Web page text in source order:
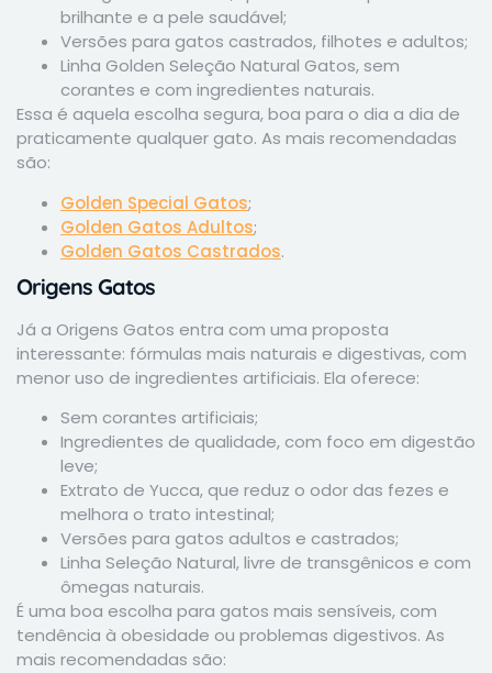
brilhante e a pele saudável;
Versões para gatos castrados, filhotes e adultos;
Linha Golden Seleção Natural Gatos, sem
corantes e com ingredientes naturais.
Essa é aquela escolha segura, boa para o dia a dia de
praticamente qualquer gato. As mais recomendadas
são:
Golden Special Gatos;
Golden Gatos Adultos;
Golden Gatos Castrados.
Origens Gatos
Já a Origens Gatos entra com uma proposta
interessante: fórmulas mais naturais e digestivas, com
menor uso de ingredientes artificiais. Ela oferece:
Sem corantes artificiais;
Ingredientes de qualidade, com foco em digestão
leve;
Extrato de Yucca, que reduz o odor das fezes e
melhora o trato intestinal;
Versões para gatos adultos e castrados;
Linha Seleção Natural, livre de transgênicos e com
ômegas naturais.
É uma boa escolha para gatos mais sensíveis, com
tendência à obesidade ou problemas digestivos. As
mais recomendadas são: